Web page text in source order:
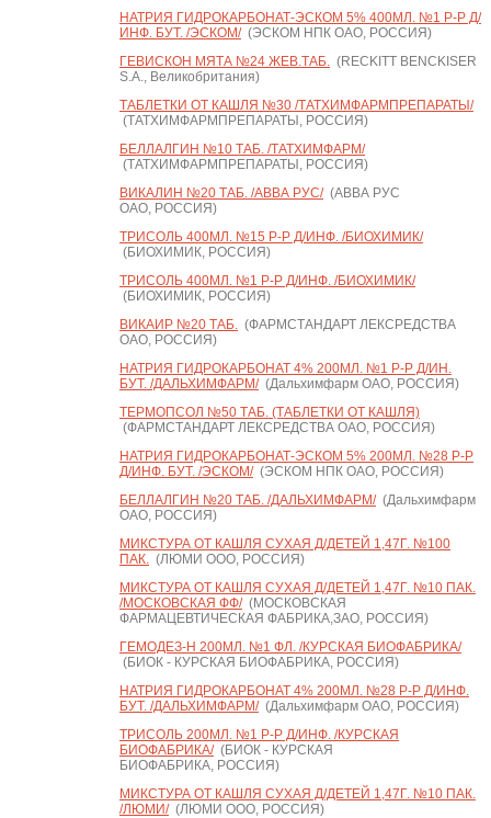
НАТРИЯ ГИДРОКАРБОНАТ-ЭСКОМ 5% 400МЛ. №1 Р-Р Д/
ИНФ. БУТ. /ЭСКОМ/(ЭСКОМ НПК ОАО, РОССИЯ)
ГЕВИСКОН МЯТА №24 ЖЕВ.ТАБ.(RECKITT BENCKISER
S.A., Великобритания)
ТАБЛЕТКИ ОТ КАШЛЯ №30 /ТАТХИМФАРМПРЕПАРАТЫ/
(ТАТХИМФАРМПРЕПАРАТЫ, РОССИЯ)
БЕЛЛАЛГИН №10 ТАБ. /ТАТХИМФАРМ/
(ТАТХИМФАРМПРЕПАРАТЫ, РОССИЯ)
ВИКАЛИН №20 ТАБ. /АВВА РУС/(АВВА РУС
ОАО, РОССИЯ)
ТРИСОЛЬ 400МЛ. №15 Р-Р Д/ИНФ. /БИОХИМИК/
(БИОХИМИК, РОССИЯ)
ТРИСОЛЬ 400МЛ. №1 Р-Р Д/ИНФ. /БИОХИМИК/
(БИОХИМИК, РОССИЯ)
ВИКАИР №20 ТАБ.(ФАРМСТАНДАРТ ЛЕКСРЕДСТВА
ОАО, РОССИЯ)
НАТРИЯ ГИДРОКАРБОНАТ 4% 200МЛ. №1 Р-Р Д/ИН.
БУТ. /ДАЛЬХИМФАРМ/(Дальхимфарм ОАО, РОССИЯ)
ТЕРМОПСОЛ №50 ТАБ. (ТАБЛЕТКИ ОТ КАШЛЯ)
(ФАРМСТАНДАРТ ЛЕКСРЕДСТВА ОАО, РОССИЯ)
НАТРИЯ ГИДРОКАРБОНАТ-ЭСКОМ 5% 200МЛ. №28 Р-Р
Д/ИНФ. БУТ. /ЭСКОМ/(ЭСКОМ НПК ОАО, РОССИЯ)
БЕЛЛАЛГИН №20 ТАБ. /ДАЛЬХИМФАРМ/(Дальхимфарм
ОАО, РОССИЯ)
МИКСТУРА ОТ КАШЛЯ СУХАЯ Д/ДЕТЕЙ 1,47Г. №100
ПАК.(ЛЮМИ ООО, РОССИЯ)
МИКСТУРА ОТ КАШЛЯ СУХАЯ Д/ДЕТЕЙ 1,47Г. №10 ПАК.
/МОСКОВСКАЯ ФФ/(МОСКОВСКАЯ
ФАРМАЦЕВТИЧЕСКАЯ ФАБРИКА,ЗАО, РОССИЯ)
ГЕМОДЕЗ-Н 200МЛ. №1 ФЛ. /КУРСКАЯ БИОФАБРИКА/
(БИОК - КУРСКАЯ БИОФАБРИКА, РОССИЯ)
НАТРИЯ ГИДРОКАРБОНАТ 4% 200МЛ. №28 Р-Р Д/ИНФ.
БУТ. /ДАЛЬХИМФАРМ/(Дальхимфарм ОАО, РОССИЯ)
ТРИСОЛЬ 200МЛ. №1 Р-Р Д/ИНФ. /КУРСКАЯ
БИОФАБРИКА/(БИОК - КУРСКАЯ
БИОФАБРИКА, РОССИЯ)
МИКСТУРА ОТ КАШЛЯ СУХАЯ Д/ДЕТЕЙ 1,47Г. №10 ПАК.
/ЛЮМИ/(ЛЮМИ ООО, РОССИЯ)